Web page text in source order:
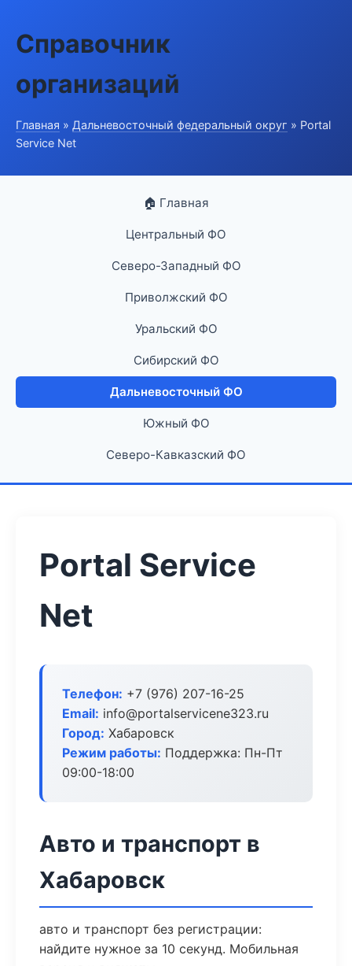
Справочник
организаций
Главная » Дальневосточный федеральный округ » Portal
Service Net
🏠 Главная
Центральный ФО
Северо-Западный ФО
Приволжский ФО
Уральский ФО
Сибирский ФО
Дальневосточный ФО
Южный ФО
Северо-Кавказский ФО
Portal Service
Net
Телефон: +7 (976) 207-16-25
Email: info@portalservicene323.ru
Город: Хабаровск
Режим работы: Поддержка: Пн-Пт
09:00-18:00
Авто и транспорт в
Хабаровск
авто и транспорт без регистрации:
найдите нужное за 10 секунд. Мобильная